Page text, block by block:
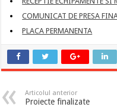
COMUNICAT DE PRESA
PLACA PERMANENTA
Articolul anterior
Proiecte finalizate